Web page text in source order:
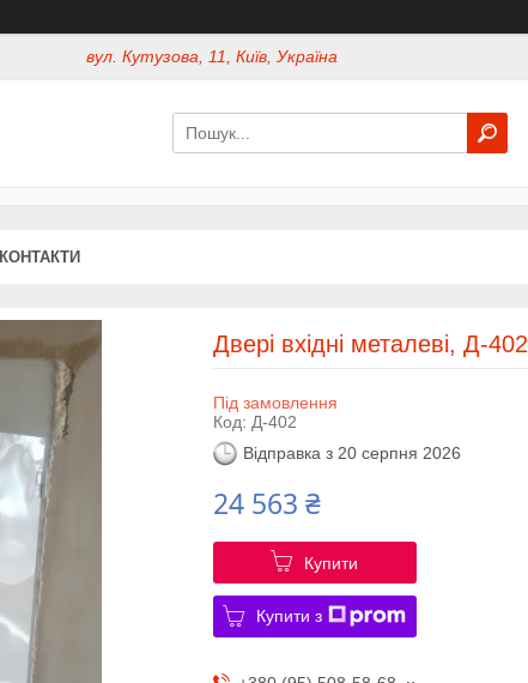
вул. Кутузова, 11, Київ, Україна
КОНТАКТИ
Двері вхідні металеві, Д-402
Під замовлення
Код: Д-402
Відправка з 20 серпня 2026
24 563 ₴
Купити
Купити з